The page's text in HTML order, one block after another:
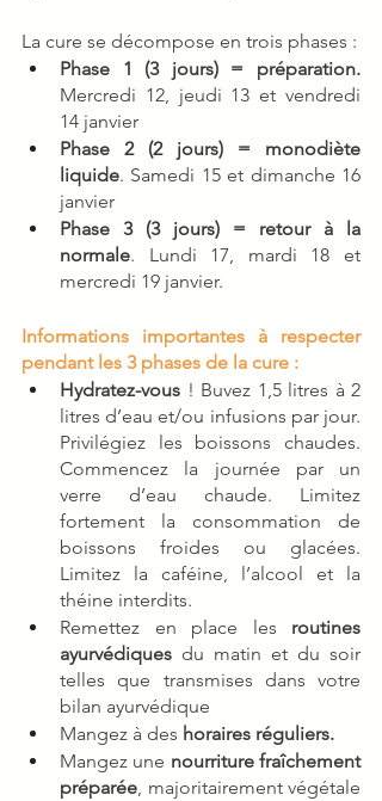
Phase 1 (3 jours) = préparation.
Mercredi 12, jeudi 13 et vendredi
14 janvier
Phase 2 (2 jours) = monodiète
liquide. Samedi 15 et dimanche 16
janvier
Phase 3 (3 jours) = retour à la
normale. Lundi 17, mardi 18 et
mercredi 19 janvier.
Informations importantes à respecter
pendant les 3 phases de la cure :
Hydratez-vous ! Buvez 1,5 litres à 2
litres d’eau et/ou infusions par jour.
Privilégiez les boissons chaudes.
Commencez la journée par un
verre d’eau chaude. Limitez
fortement la consommation de
boissons froides ou glacées.
Limitez la caféine, l’alcool et la
théine interdits.
Remettez en place les routines
ayurvédiques du matin et du soir
telles que transmises dans votre
bilan ayurvédique
Mangez à des horaires réguliers.
Mangez une nourriture fraîchement
préparée, majoritairement végétale